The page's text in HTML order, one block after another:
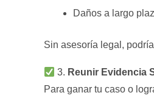
Daños a largo
Sin asesoría legal,
3. Reunir Evidencia
Para ganar tu caso o